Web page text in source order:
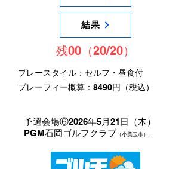
結果
残00（20/20）
プレースタイル：セルフ・昼食付
​プレーフィー概算：8490円（税込）
予選会場⑥2026年5月21日（木）
PGM石岡ゴルフクラブ （小美玉市）